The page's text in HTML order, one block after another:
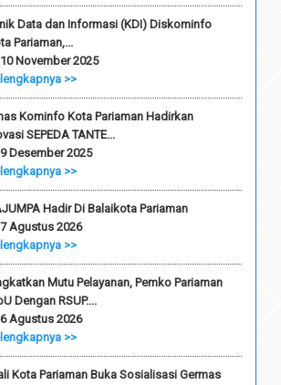
Data dan Informasi (KDI) Diskominfo
Pariaman,...
November 2025
>>
Kominfo Kota Pariaman Hadirkan
SEPEDA TANTE...
Desember 2025
>>
Hadir Di Balaikota Pariaman
Agustus 2026
>>
Mutu Pelayanan, Pemko Pariaman
Dengan RSUP....
Agustus 2026
>>
Kota Pariaman Buka Sosialisasi Germas